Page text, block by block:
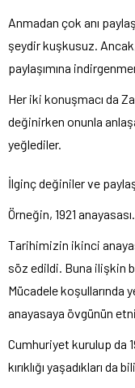
Anmadan çok anı
şeydir kuşkusuz.
paylaşımına
Her iki konuşmacı da
değinirken onunla
yeğlediler.
İlginç değiniler ve
Örneğin, 1921 anayasası.
Tarihimizin ikinci
söz edildi. Buna ilişkin
Mücadele koşullarında
anayasaya övgünün
Cumhuriyet kurulup da
kırıklığı yaşadıkları da